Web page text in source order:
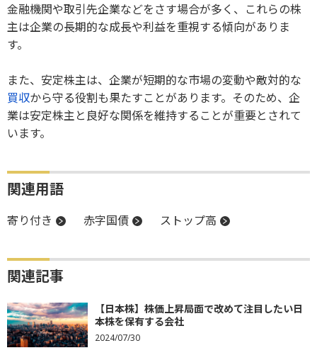
金融機関や取引先企業などをさす場合が多く、これらの株
主は企業の長期的な成長や利益を重視する傾向がありま
す。
また、安定株主は、企業が短期的な市場の変動や敵対的な
買収から守る役割も果たすことがあります。そのため、企
業は安定株主と良好な関係を維持することが重要とされて
います。
関連用語
寄り付き 赤字国債 ストップ高
関連記事
【日本株】株価上昇局面で改めて注目したい日
本株を保有する会社
2024/07/30